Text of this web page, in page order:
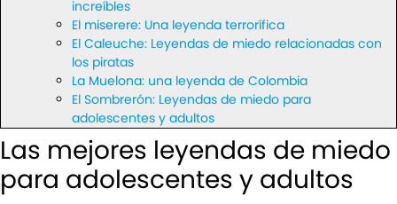
increíbles
El miserere: Una leyenda terrorífica
El Caleuche: Leyendas de miedo relacionadas con
los piratas
La Muelona: una leyenda de Colombia
El Sombrerón: Leyendas de miedo para
adolescentes y adultos
Las mejores leyendas de miedo
para adolescentes y adultos